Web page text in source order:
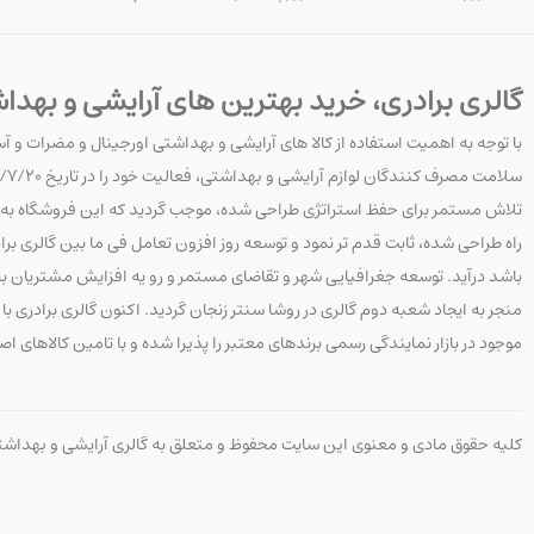
گالری برادری، خرید بهترین های آرایشی و
با توجه به اهمیت استفاده از کالا های آرایشی و بهداشتی اورجینال و
تلاش مستمر برای حفظ استراتژی طراحی شده، موجب گردید که این فروشگاه به
راه طراحی شده، ثابت قدم تر نمود و توسعه روز افزون تعامل فی ما بین
باشد درآید. توسعه جغرافیایی شهر و تقاضای مستمر و رو یه افزایش مشتریان
منجر به ایجاد شعبه دوم گالری در روشا سنتر زنجان گردید. اکنون گالری
موجود در بازار نمایندگی رسمی برندهای معتبر را پذیرا شده و با تامین
کلیه حقوق مادی و معنوی این سایت محفوظ و متعلق به گالری آرایشی و